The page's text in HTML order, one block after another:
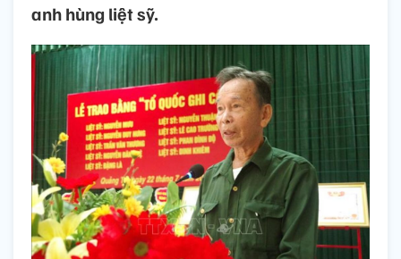
anh hùng liệt sỹ.